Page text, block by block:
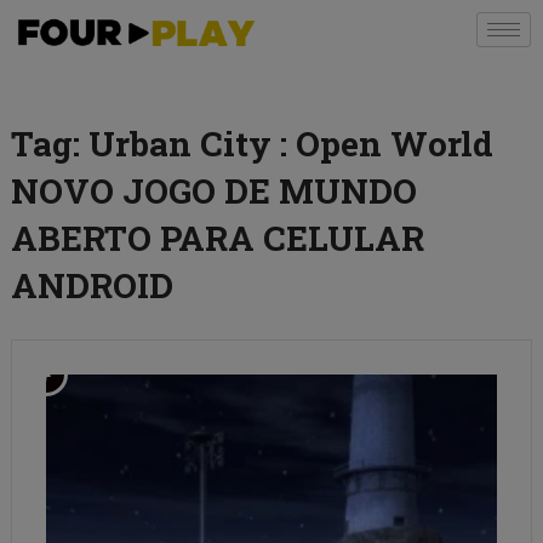
Tag: Urban City : Open World
NOVO JOGO DE MUNDO
ABERTO PARA CELULAR
ANDROID